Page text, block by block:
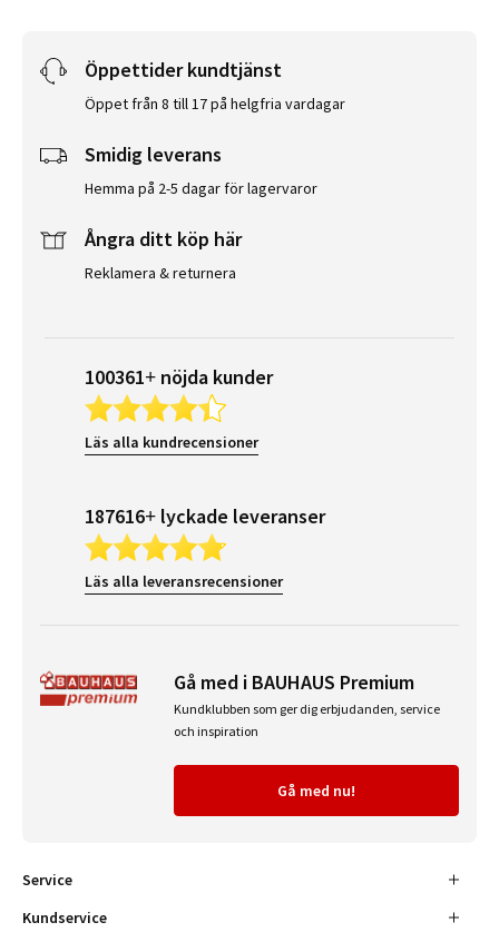
Öppettider kundtjänst
Öppet från 8 till 17 på helgfria vardagar
Smidig leverans
Hemma på 2-5 dagar för lagervaror
Ångra ditt köp här
Reklamera & returnera
100361+ nöjda kunder
Läs alla kundrecensioner
187616+ lyckade leveranser
Läs alla leveransrecensioner
Gå med i BAUHAUS Premium
Kundklubben som ger dig erbjudanden, service
och inspiration
Gå med nu!
Service
Kundservice